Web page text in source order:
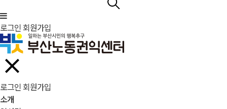
로그인 회원가입
로그인 회원가입
소개